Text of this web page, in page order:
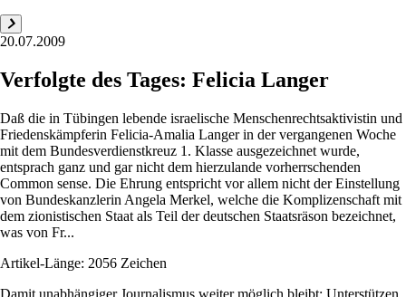
20.07.2009
Verfolgte des Tages: Felicia Langer
Daß die in Tübingen lebende israelische Menschenrechtsaktivistin und
Friedenskämpferin Felicia-Amalia Langer in der vergangenen Woche
mit dem Bundesverdienstkreuz 1. Klasse ausgezeichnet wurde,
entsprach ganz und gar nicht dem hierzulande vorherrschenden
Common sense. Die Ehrung entspricht vor allem nicht der Einstellung
von Bundeskanzlerin Angela Merkel, welche die Komplizenschaft mit
dem zionistischen Staat als Teil der deutschen Staatsräson bezeichnet,
was von Fr...
Artikel-Länge: 2056 Zeichen
Damit unabhängiger Journalismus weiter möglich bleibt: Unterstützen